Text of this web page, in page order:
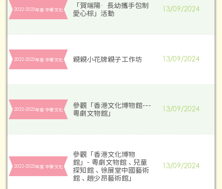
2022-2023年度 中華文化
「賀端陽·長幼攜手包制
愛心棕」活動
13/09/2024
2022-2023年度 中華文化 親親小花牌親子工作坊 13/09/2024
2022-2023年度 中華文化
參觀「香港文化博物館---
粵劇文物館」
13/09/2024
2022-2023年度 中華文化
參觀「香港文化博物
館」- 粵劇文物館、兒童
探知館、徐展堂中國藝術
館、趙少昂藝術館」
13/09/2024